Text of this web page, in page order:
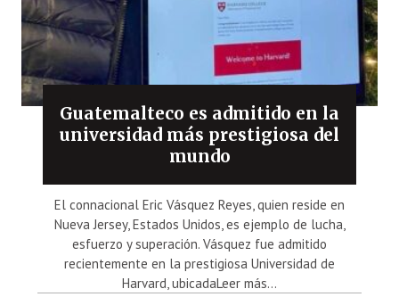
Guatemalteco es admitido en la
universidad más prestigiosa del
mundo
El connacional Eric Vásquez Reyes, quien reside en
Nueva Jersey, Estados Unidos, es ejemplo de lucha,
esfuerzo y superación. Vásquez fue admitido
recientemente en la prestigiosa Universidad de
Harvard, ubicadaLeer más...